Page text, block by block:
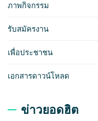
ภาพกิจกรรม
รับสมัครงาน
เพื่อประชาชน
เอกสารดาวน์โหลด
ข่าวยอดฮิต